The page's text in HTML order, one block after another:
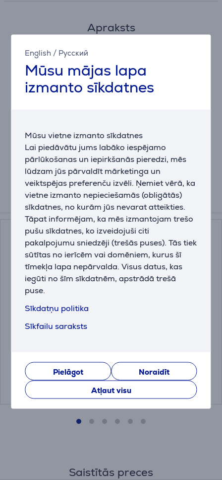
English / Русский
Mūsu mājas lapa
izmanto sīkdatnes
Mūsu vietne izmanto sīkdatnes
Lai piedāvātu jums labāko iespējamo
pārlūkošanas un iepirkšanās pieredzi, mēs
lūdzam jūs pārvaldīt mārketinga un
veiktspējas preferenču izvēli. Ņemiet vērā, ka
vietne izmanto nepieciešamās (obligātās)
sīkdatnes, no kurām jūs nevarat atteikties.
Tāpat informējam, ka mēs izmantojam trešo
pušu sīkdatnes, ko izveidojuši citi
pakalpojumu sniedzēji (trešās puses). Tās tiek
sūtītas no ierīcēm vai domēniem, kurus šī
tīmekļa lapa nepārvalda. Visus datus, kas
iegūti no šīm sīkdatnēm, apstrādā trešā
puse.
Sīkdatņu politika
Sīkfailu saraksts
Pielāgot
Noraidīt
Atļaut visu
Apraksts
Nav vadu. Nav robežu.
LIGHTSPEED bezvadu tehnoloģija ir tikpat ātra kā
vadu. Logitech G rūpīgi izstrādātais risinājums sniedz
spēlētājiem bezvadu brīvību un nepieciešamo 1 ms
veiktspēju.
spēli līdz 250 stundām, tikai ar vienu AA bateriju. Un
neuztraucieties, G305 ir indikators, kas brīdina par
15% atlikušo akumulatoru jaudu.
Papildus aksesuāri
Logitech Studio, zila -
Datorpeles paliktnis
Drauga cena:
4.99 €
14.99 €
Drauga cena:
4.99 €
14.99 €
Saistītās preces